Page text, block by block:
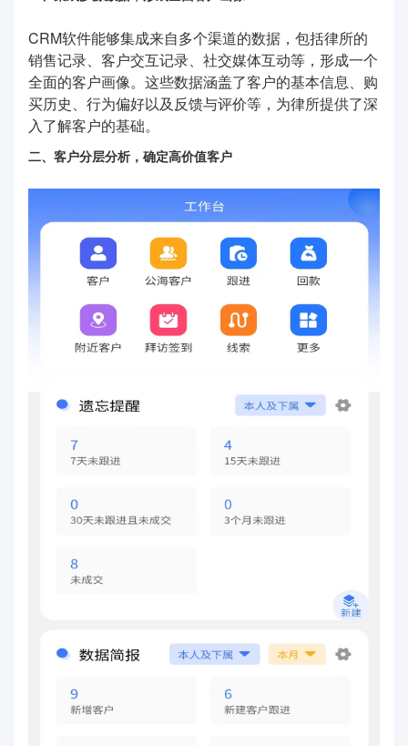
CRM软件能够集成来自多个渠道的数据，包括律所的
销售记录、客户交互记录、社交媒体互动等，形成一个
全面的客户画像。这些数据涵盖了客户的基本信息、购
买历史、行为偏好以及反馈与评价等，为律所提供了深
入了解客户的基础。
二、客户分层分析，确定高价值客户